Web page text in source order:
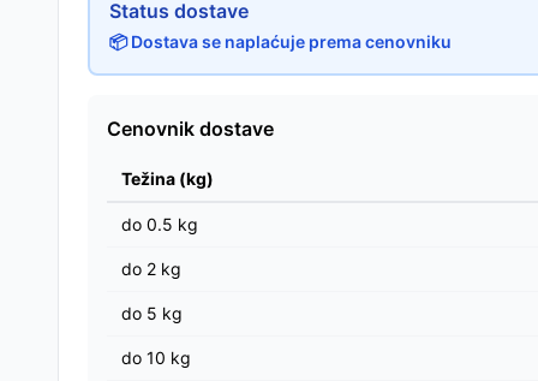
Status dostave
📦 Dostava se naplaćuje prema cenovniku
Cenovnik dostave
Težina (kg)
do 0.5 kg
do 2 kg
do 5 kg
do 10 kg